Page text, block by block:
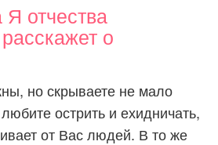
отчества
о
но скрываете не мало
острить и ехидничать,
от Вас людей. В то же